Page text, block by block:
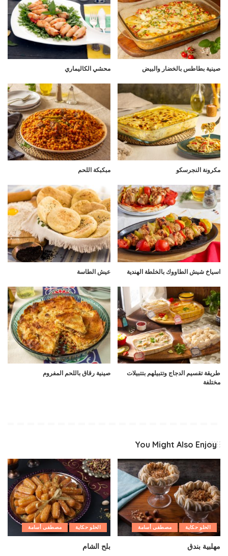
صينية بطاطس بالخضار والبيض محشي الكاليماري
مكرونة النجرسكو مبكبكة اللحم
اسياخ شيش الطاووك بالخلطة الهندية عيش الطاسة
طريقة تقسيم الدجاج وتتبيلهم بتتبيلات
مختلفة
صينية رقاق باللحم المفروم
You Might Also Enjoy
الحلو حكاية مصطفى أسامة
مهلبية بندق
الحلو حكاية مصطفى أسامة
بلح الشام